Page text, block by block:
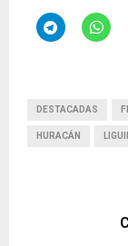
DESTACADAS
HURACÁN